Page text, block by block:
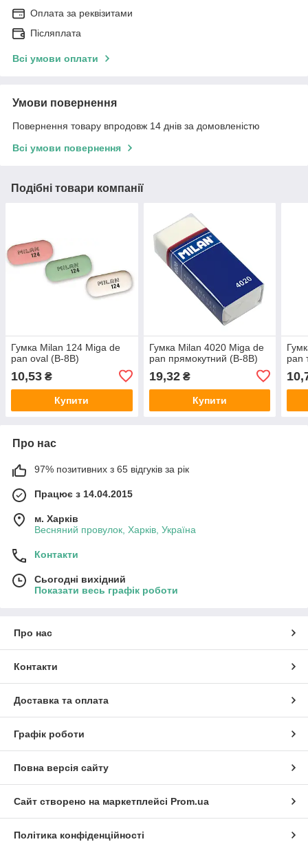
Оплата за реквізитами
Післяплата
Всі умови оплати
Умови повернення
Повернення товару впродовж 14 днів за домовленістю
Всі умови повернення
Подібні товари компанії
Гумка Milan 124 Miga de
pan oval (B-8B)
10,53 ₴
Купити
Гумка Milan 4020 Miga de
pan прямокутний (B-8B)
19,32₴
Купити
pan
Про нас
97% позитивних з 65 відгуків за рік
Працює з 14.04.2015
м. Харків
Весняний провулок, Харків, Україна
Контакти
Сьогодні вихідний
Показати весь графік роботи
Про нас
Контакти
Доставка та оплата
Графік роботи
Повна версія сайту
Сайт створено на маркетплейсі Prom.ua
Політика конфіденційності